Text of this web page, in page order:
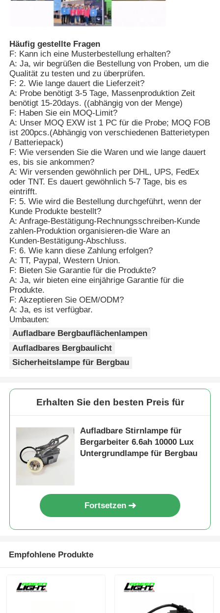
Häufig gestellte Fragen
F: Kann ich eine Musterbestellung erhalten?
A: Ja, wir begrüßen die Bestellung von Proben, um die
Qualität zu testen und zu überprüfen.
F: 2. Wie lange dauert die Lieferzeit?
A: Probe benötigt 3-5 Tage, Massenproduktion Zeit
benötigt 15-20days. ((abhängig von der Menge)
F: Haben Sie ein MOQ-Limit?
A: Unser MOQ EXW ist 1 PC für die Probe; MOQ FOB
ist 200pcs.(Abhängig von verschiedenen Batterietypen
/ Batteriepack)
F: Wie versenden Sie die Waren und wie lange dauert
es, bis sie ankommen?
A: Wir versenden gewöhnlich per DHL, UPS, FedEx
oder TNT. Es dauert gewöhnlich 5-7 Tage, bis es
eintrifft.
F: 5. Wie wird die Bestellung durchgeführt, wenn der
Kunde Produkte bestellt?
A: Anfrage-Bestätigung-Rechnungsschreiben-Kunde
zahlen-Produktion organisieren-die Ware an
Kunden-Bestätigung-Abschluss.
F: 6. Wie kann diese Zahlung erfolgen?
A: TT, Paypal, Western Union.
F: Bieten Sie Garantie für die Produkte?
A: Ja, wir bieten eine einjährige Garantie für die
Produkte.
F: Akzeptieren Sie OEM/ODM?
A: Ja, es ist verfügbar.
Umbauten:
Aufladbare Bergbauflächenlampen
Aufladbares Bergbaulicht
Sicherheitslampe für Bergbau
Erhalten Sie den besten Preis für
Aufladbare Stirnlampe für
Bergarbeiter 6.6ah 10000 Lux
Untergrundlampe für Bergbau
Fortsetzen
Empfohlene Produkte